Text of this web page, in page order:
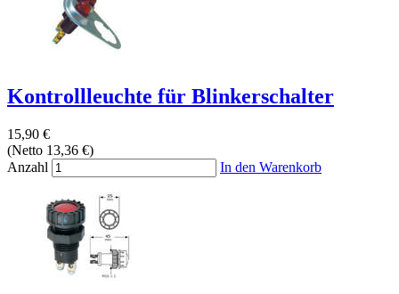
Kontrollleuchte für Blinkerschalter
15,90 €
(Netto 13,36 €)
Anzahl
In den Warenkorb